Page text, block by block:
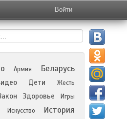
Войти
Армия Беларусь
Дети
Жесть
Здоровье Игры
Искусство История